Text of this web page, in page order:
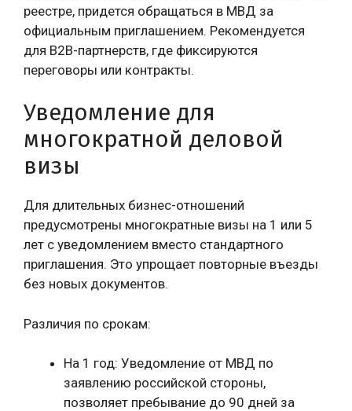
реестре, придется обращаться в МВД за
официальным приглашением. Рекомендуется
для B2B-партнерств, где фиксируются
переговоры или контракты.
Уведомление для
многократной деловой
визы
Для длительных бизнес-отношений
предусмотрены многократные визы на 1 или 5
лет с уведомлением вместо стандартного
приглашения. Это упрощает повторные въезды
без новых документов.
Различия по срокам:
На 1 год: Уведомление от МВД по
заявлению российской стороны,
позволяет пребывание до 90 дней за